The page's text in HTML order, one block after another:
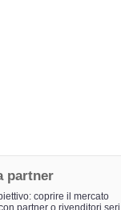
partner
coprire il mercato
partner o rivenditori seri